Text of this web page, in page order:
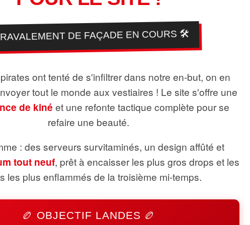
DE FAÇADE EN COURS 🛠️
ont tenté de s'infiltrer dans notre en-but, on en
tout le monde aux vestiaires ! Le site s'offre une
de kiné et une refonte tactique complète pour se
refaire une beauté.
: des serveurs survitaminés, un design affûté et
tout neuf, prêt à encaisser les plus gros drops et les
les plus enflammés de la troisième mi-temps.
🏉 OBJECTIF LANDES 🏉